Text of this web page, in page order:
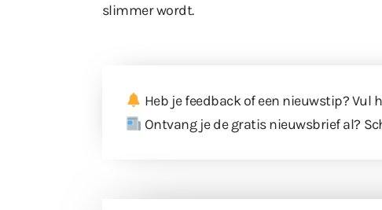
slimmer wordt.
Heb je feedback of een nieuwstip? Vul
Ontvang je de gratis nieuwsbrief al?